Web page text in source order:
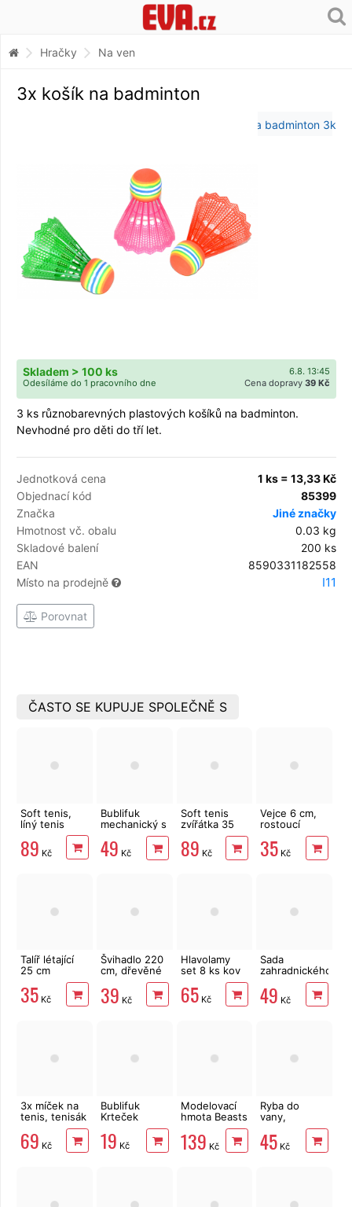
Hračky Na ven
3x košík na badminton
6.8. 13:45
Skladem > 100 ks
Cena dopravy 39 Kč
Odesíláme do 1 pracovního dne
3 ks různobarevných plastových košíků na badminton.
Nevhodné pro děti do tří let.
Jednotková cena
1 ks = 13,33 Kč
Objednací kód
85399
Značka
Jiné značky
Hmotnost vč. obalu
0.03 kg
Skladové balení
200 ks
EAN
8590331182558
Místo na prodejně
I11
Porovnat
ČASTO SE KUPUJE SPOLEČNĚ S
Soft tenis,
líný tenis
89 Kč
Bublifuk
mechanický s
náplní, Krtek
49 Kč
Soft tenis
zvířátka 35
89 Kč
Vejce 6 cm,
rostoucí
dinosaurus
35 Kč
Talíř létající
25 cm
35 Kč
Švihadlo 220
cm, dřevěné
39 Kč
Hlavolamy
set 8 ks kov
65Kč
Sada
zahradnického
nářadí 3 ks
kov/dřevo,
dětské
49 Kč
3x míček na
tenis, tenisák
69 Kč
Bublifuk
Krteček
19 Kč
Modelovací
hmota Beasts
Berger 18 ks
kelímků
139 Kč
Ryba do
vany,
natahovací 15
cm
45 Kč